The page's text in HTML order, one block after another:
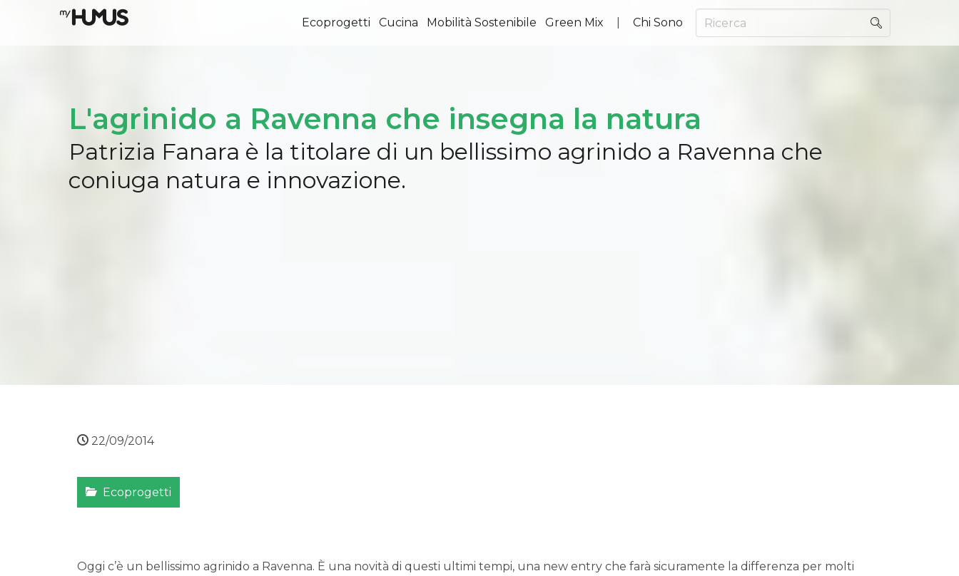
Ecoprogetti Cucina Mobilità Sostenibile Green Mix Chi Sono
L'agrinido a Ravenna che insegna la natura
Patrizia Fanara è la titolare di un bellissimo agrinido a Ravenna che
coniuga natura e innovazione.
22/09/2014
Ecoprogetti
Oggi c’è un bellissimo agrinido a Ravenna. È una novità di questi ultimi tempi, una new entry che farà sicuramente la differenza per molti